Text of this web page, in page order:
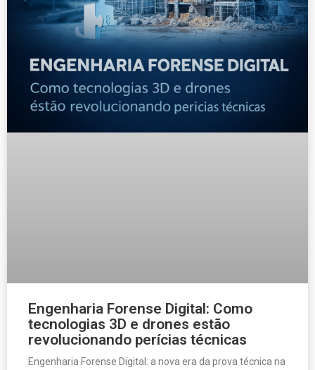
Engenharia Forense Digital: Como
tecnologias 3D e drones estão
revolucionando perícias técnicas
Engenharia Forense Digital: a nova era da prova técnica na